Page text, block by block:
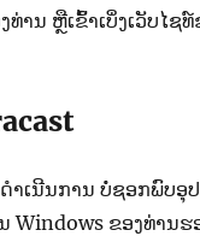
ານ ຫຼືເຂົ້າເບິ່ງເວັບໄຊ
ຳເນີນການ ບໍ່ຊອກພົບອຸ
Windows ຂອງ​ທ່ານ​